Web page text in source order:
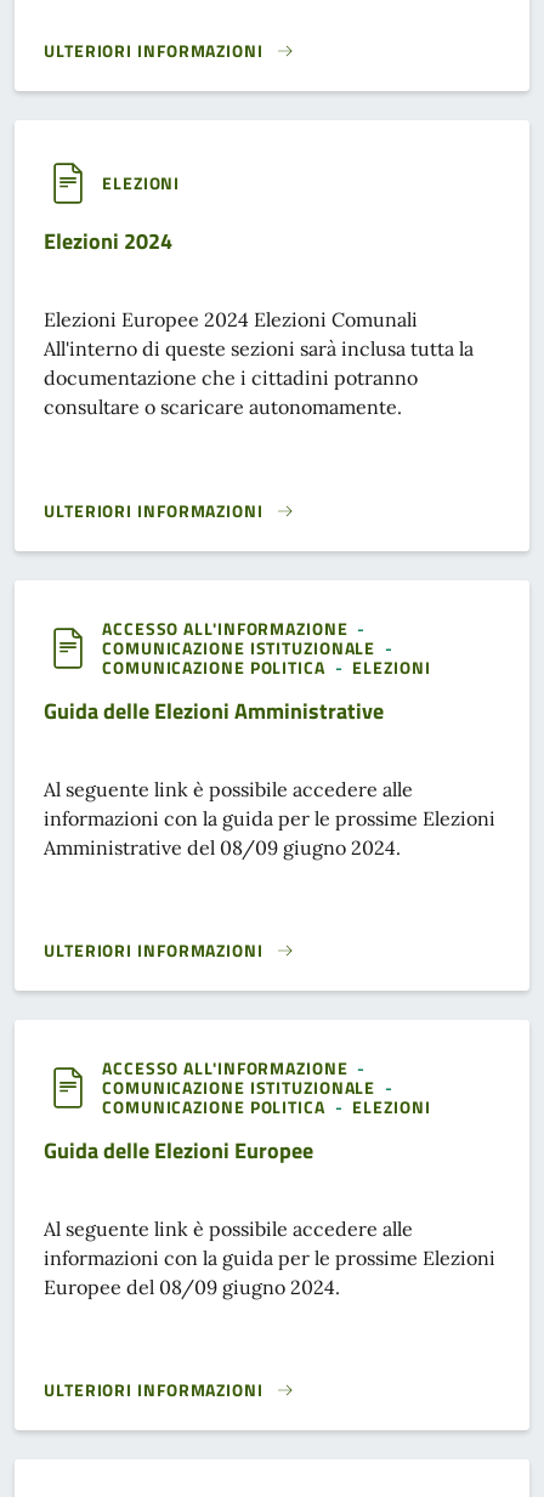
ULTERIORI INFORMAZIONI
ELEZIONI REGIONALI DEL 12-13 OTTOBRE 2025}
ELEZIONI
Elezioni 2024
Elezioni Europee 2024 Elezioni Comunali
All'interno di queste sezioni sarà inclusa tutta la
documentazione che i cittadini potranno
consultare o scaricare autonomamente.
ULTERIORI INFORMAZIONI
ELEZIONI 2024}
ACCESSO ALL'INFORMAZIONE -
COMUNICAZIONE ISTITUZIONALE -
COMUNICAZIONE POLITICA - ELEZIONI
Guida delle Elezioni Amministrative
Al seguente link è possibile accedere alle
informazioni con la guida per le prossime Elezioni
Amministrative del 08/09 giugno 2024.
ULTERIORI INFORMAZIONI
GUIDA DELLE ELEZIONI AMMINISTRATIVE}
ACCESSO ALL'INFORMAZIONE -
COMUNICAZIONE ISTITUZIONALE -
COMUNICAZIONE POLITICA - ELEZIONI
Guida delle Elezioni Europee
Al seguente link è possibile accedere alle
informazioni con la guida per le prossime Elezioni
Europee del 08/09 giugno 2024.
ULTERIORI INFORMAZIONI
GUIDA DELLE ELEZIONI EUROPEE}